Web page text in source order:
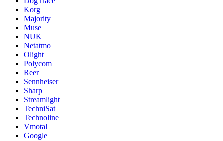
Korg
Majority
Muse
NUK
Netatmo
Olight
Polycom
Reer
Sennheiser
Sharp
Streamlight
TechniSat
Technoline
Vmotal
Google